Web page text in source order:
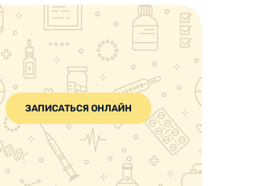
ЗАПИСАТЬСЯ ОНЛАЙН